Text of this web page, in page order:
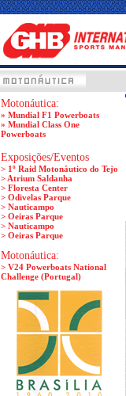
Motonáutica:
» Mundial F1 Powerboats
» Mundial Class One
Powerboats
Exposições/Eventos
> 1º Raid Motonáutico do Tejo
> Atrium Saldanha
> Floresta Center
> Odivelas Parque
> Nauticampo
> Oeiras Parque
> Nauticampo
> Oeiras Parque
Motonáutica:
> V24 Powerboats National
Challenge (Portugal)